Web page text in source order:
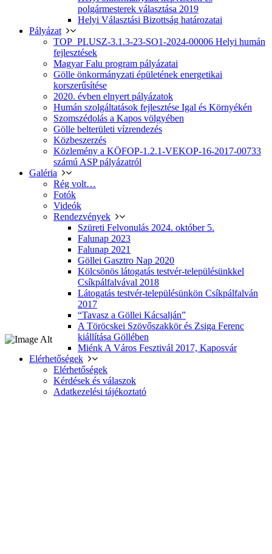
polgármesterek választása 2019
Helyi Választási Bizottság határozatai
Pályázat
TOP_PLUSZ-3.1.3-23-SO1-2024-00006 Helyi humán
fejlesztések
Magyar Falu program pályázatai
Gölle önkormányzati épületének energetikai
korszerűsítése
2020. évben elnyert pályázatok
Humán szolgáltatások fejlesztése Igal és Környékén
Szomszédolás a Kapos völgyében
Gölle belterületi vízrendezés
Közbeszerzés
Közlemény a KÖFOP-1.2.1-VEKOP-16-2017-00733
számú ASP pályázatról
Galéria
Rég volt…
Fotók
Videók
Rendezvények
Szüreti Felvonulás 2024. október 5.
Falunap 2023
Falunap 2021
Göllei Gasztro Nap 2020
Kölcsönös látogatás testvér-településünkkel
Csíkpálfalvával 2018
Látogatás testvér-településünkön Csíkpálfalván
2017
“Tavasz a Göllei Kácsalján”
A Töröcskei Szövőszakkör és Zsiga Ferenc
kiállítása Göllében
Miénk A Város Fesztivál 2017, Kaposvár
Elérhetőségek
Elérhetőségek
Kérdések és válaszok
Adatkezelési tájékoztató